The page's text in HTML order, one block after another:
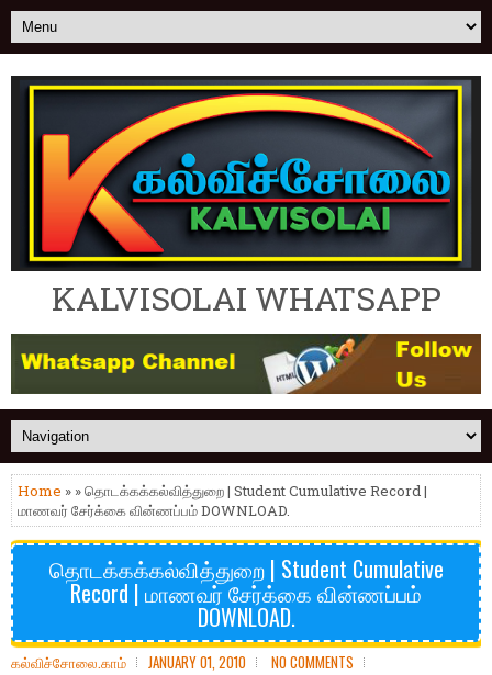
KALVISOLAI WHATSAPP
Home » » தொடக்கக்கல்வித்துறை | Student Cumulative Record |
மாணவர் சேர்க்கை வின்ணப்பம் DOWNLOAD.
தொடக்கக்கல்வித்துறை | Student Cumulative
Record | மாணவர் சேர்க்கை வின்ணப்பம்
DOWNLOAD.
கல்விச்சோலை.காம் JANUARY 01, 2010 NO COMMENTS